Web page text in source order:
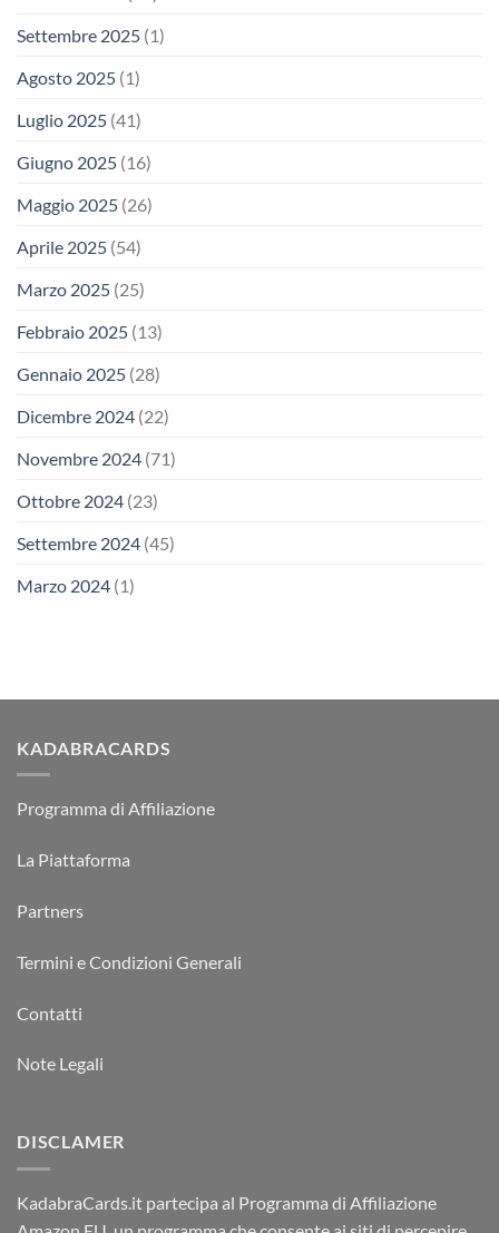
Settembre 2025 (1)
Agosto 2025 (1)
Luglio 2025 (41)
Giugno 2025 (16)
Maggio 2025 (26)
Aprile 2025 (54)
Marzo 2025 (25)
Febbraio 2025 (13)
Gennaio 2025 (28)
Dicembre 2024 (22)
Novembre 2024 (71)
Ottobre 2024 (23)
Settembre 2024 (45)
Marzo 2024 (1)
KADABRACARDS
Programma di Affiliazione
La Piattaforma
Partners
Termini e Condizioni Generali
Contatti
Note Legali
DISCLAMER
KadabraCards.it partecipa al Programma di Affiliazione